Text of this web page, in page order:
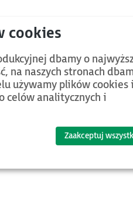
Emerson PACSystem
(RS-485)
dbamy o
na naszych stronach
używamy plików cookies i
celów analitycznych i
Zaakceptuj